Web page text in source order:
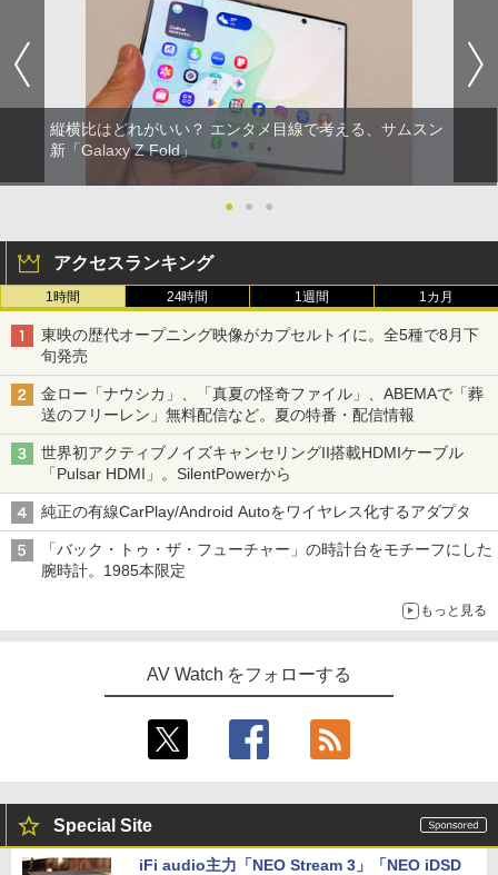
縦横比はどれがいい？ エンタメ目線で考える、サムスン
新「Galaxy Z Fold」
● ● ●
アクセスランキング
1時間 24時間 1週間 1カ月
東映の歴代オープニング映像がカプセルトイに。全5種で8月下
旬発売
金ロー「ナウシカ」、「真夏の怪奇ファイル」、ABEMAで「葬
送のフリーレン」無料配信など。夏の特番・配信情報
世界初アクティブノイズキャンセリングII搭載HDMIケーブル
「Pulsar HDMI」。SilentPowerから
純正の有線CarPlay/Android Autoをワイヤレス化するアダプタ
「バック・トゥ・ザ・フューチャー」の時計台をモチーフにした
腕時計。1985本限定
もっと見る
AV Watch をフォローする
Special Site
iFi audio主力「NEO Stream 3」「NEO iDSD